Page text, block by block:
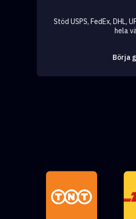
Stöd USPS, FedEx, DHL,
hela
Börja